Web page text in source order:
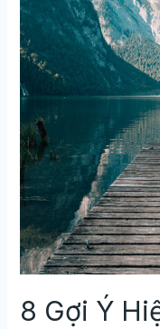
8 Gợi Ý
Nghĩ
Quá
Nhiều
(Overthinking)